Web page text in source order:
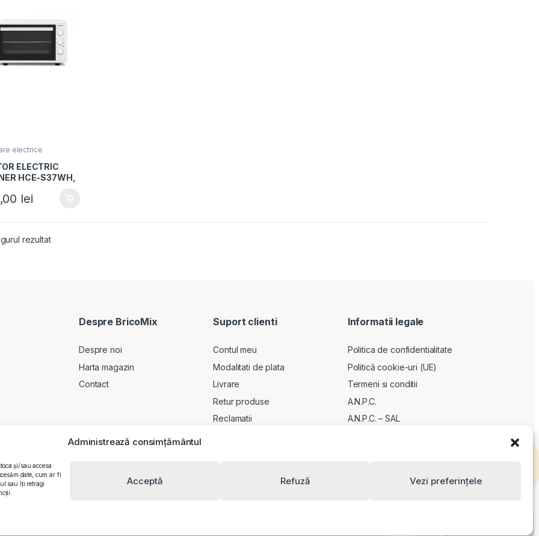
Administrează consimțământul
și/sau accesa
date, cum ar fi
sau îți retragi
Acceptă Refuză Vezi preferințele
electrice
ELECTRIC
HCE-S37WH,
de gatire,
lei
rezultat
Despre BricoMix
Despre noi
Harta magazin
Contact
Suport clienti
Contul meu
Modalitati de plata
Livrare
Retur produse
Reclamatii
Informatii legale
Politica de confidentialitate
Politică cookie-uri (UE)
Termeni si conditii
A.N.P.C.
A.N.P.C. – SAL